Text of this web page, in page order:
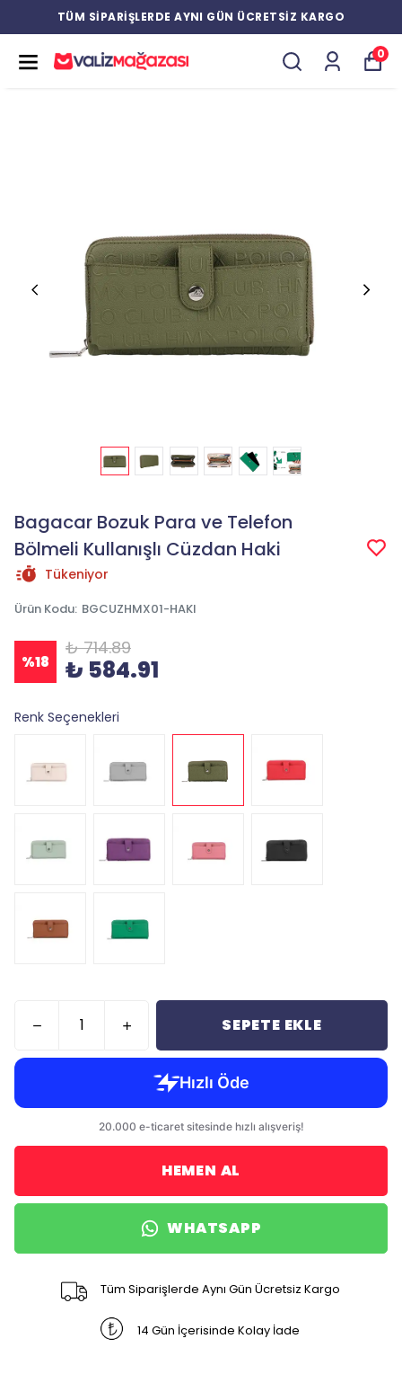
TÜM SİPARİŞLERDE AYNI GÜN ÜCRETSİZ KARGO
0
Bagacar Bozuk Para ve Telefon
Bölmeli Kullanışlı Cüzdan Haki
Tükeniyor
Ürün Kodu: BGCUZHMX01-HAKI
%18
₺ 714.89
₺ 584.91
Renk Seçenekleri
SEPETE EKLE
HEMEN AL
WHATSAPP
Tüm Siparişlerde Aynı Gün Ücretsiz Kargo
14 Gün İçerisinde Kolay İade